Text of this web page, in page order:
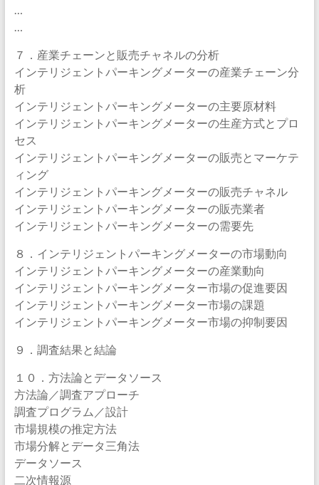
…
…
７．産業チェーンと販売チャネルの分析
インテリジェントパーキングメーターの産業チェーン分
析
インテリジェントパーキングメーターの主要原材料
インテリジェントパーキングメーターの生産方式とプロ
セス
インテリジェントパーキングメーターの販売とマーケテ
ィング
インテリジェントパーキングメーターの販売チャネル
インテリジェントパーキングメーターの販売業者
インテリジェントパーキングメーターの需要先
８．インテリジェントパーキングメーターの市場動向
インテリジェントパーキングメーターの産業動向
インテリジェントパーキングメーター市場の促進要因
インテリジェントパーキングメーター市場の課題
インテリジェントパーキングメーター市場の抑制要因
９．調査結果と結論
１０．方法論とデータソース
方法論／調査アプローチ
調査プログラム／設計
市場規模の推定方法
市場分解とデータ三角法
データソース
二次情報源